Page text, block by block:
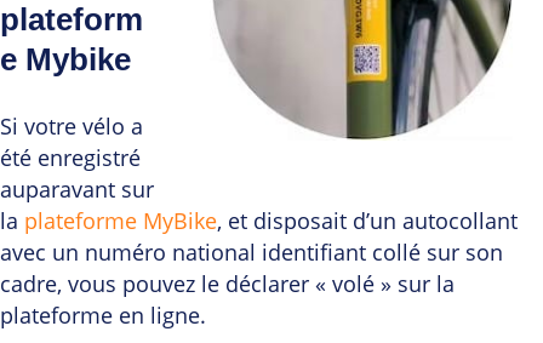
plateform
e Mybike
Si votre vélo a
été enregistré
auparavant sur
la plateforme MyBike, et disposait d’un autocollant
avec un numéro national identifiant collé sur son
cadre, vous pouvez le déclarer « volé » sur la
plateforme en ligne.